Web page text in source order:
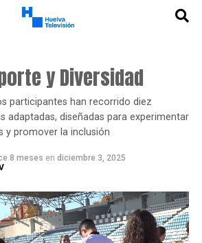
y Diversidad
participantes han recorrido diez
adaptadas, diseñadas para experimentar
y promover la inclusión
8 meses en diciembre 3, 2025